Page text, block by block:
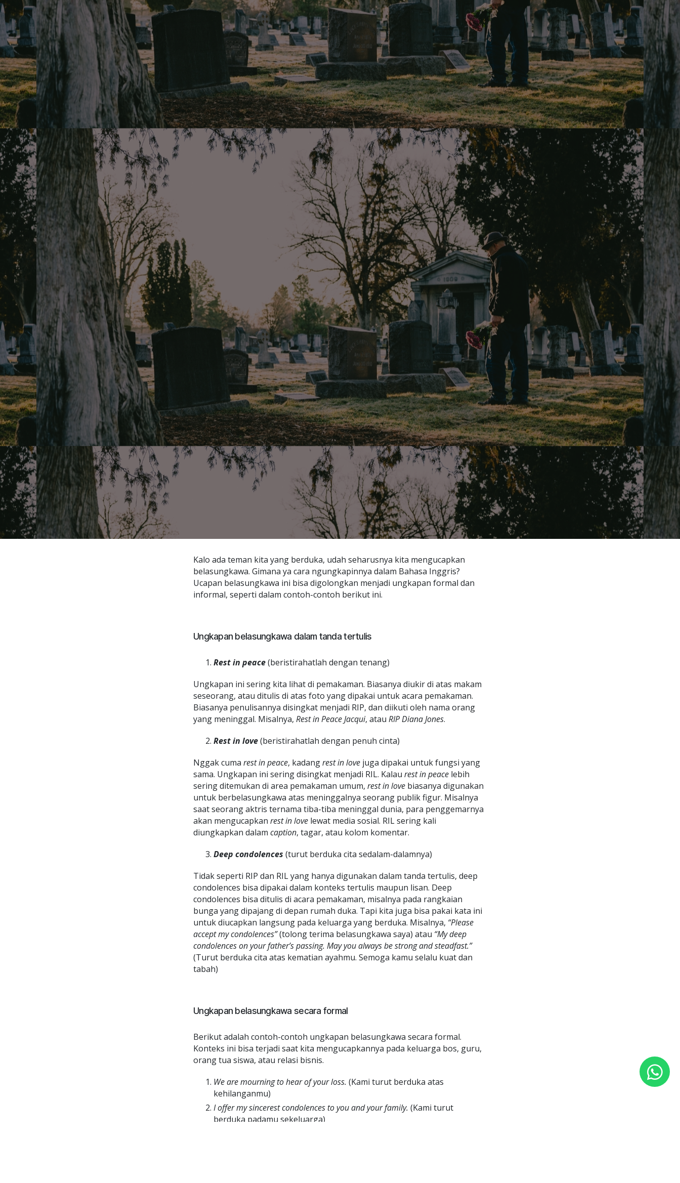
Kalo ada teman kita yang berduka, udah seharusnya kita mengucapkan
belasungkawa. Gimana ya cara ngungkapinnya dalam Bahasa Inggris?
Ucapan belasungkawa ini bisa digolongkan menjadi ungkapan formal dan
informal, seperti dalam contoh-contoh berikut ini.
Ungkapan belasungkawa dalam tanda tertulis
Rest in peace(beristirahatlah dengan tenang)
Ungkapan ini sering kita lihat di pemakaman. Biasanya diukir di atas makam
seseorang, atau ditulis di atas foto yang dipakai untuk acara pemakaman.
Biasanya penulisannya disingkat menjadi RIP, dan diikuti oleh nama orang
yang meninggal. Misalnya, Rest in Peace Jacqui, atau RIP Diana Jones.
Rest in love(beristirahatlah dengan penuh cinta)
Nggak cuma rest in peace, kadangrest in love juga dipakai untuk fungsi yang
sama. Ungkapan ini sering disingkat menjadi RIL. Kalau rest in peace lebih
sering ditemukan di area pemakaman umum, rest in love biasanya digunakan
untuk berbelasungkawa atas meninggalnya seorang publik figur. Misalnya
saat seorang aktris ternama tiba-tiba meninggal dunia, para penggemarnya
akan mengucapkan rest in love lewat media sosial. RIL sering kali
diungkapkan dalam caption, tagar, atau kolom komentar.
Deep condolences (turut berduka cita sedalam-dalamnya)
Tidak seperti RIP dan RIL yang hanya digunakan dalam tanda tertulis, deep
condolences bisa dipakai dalam konteks tertulis maupun lisan. Deep
condolences bisa ditulis di acara pemakaman, misalnya pada rangkaian
bunga yang dipajang di depan rumah duka. Tapi kita juga bisa pakai kata ini
untuk diucapkan langsung pada keluarga yang berduka. Misalnya, “Please
accept my condolences”(tolong terima belasungkawa saya) atau “My deep
condolences on your father’s passing. May you always be strong and steadfast.”
(Turut berduka cita atas kematian ayahmu. Semoga kamu selalu kuat dan
tabah)
Ungkapan belasungkawa secara formal
Berikut adalah contoh-contoh ungkapan belasungkawa secara formal.
Konteks ini bisa terjadi saat kita mengucapkannya pada keluarga bos, guru,
orang tua siswa, atau relasi bisnis.
We are mourning to hear of your loss. (Kami turut berduka atas
kehilanganmu)
I offer my sincerest condolences to you and your family. (Kami turut
berduka padamu sekeluarga)